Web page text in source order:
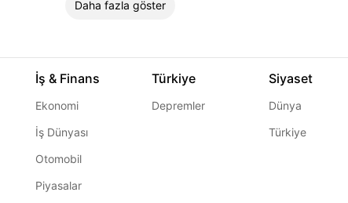
Daha fazla göster
İş & Finans
Ekonomi
İş Dünyası
Otomobil
Piyasalar
Türkiye
Depremler
Siyaset
Dünya
Türkiye